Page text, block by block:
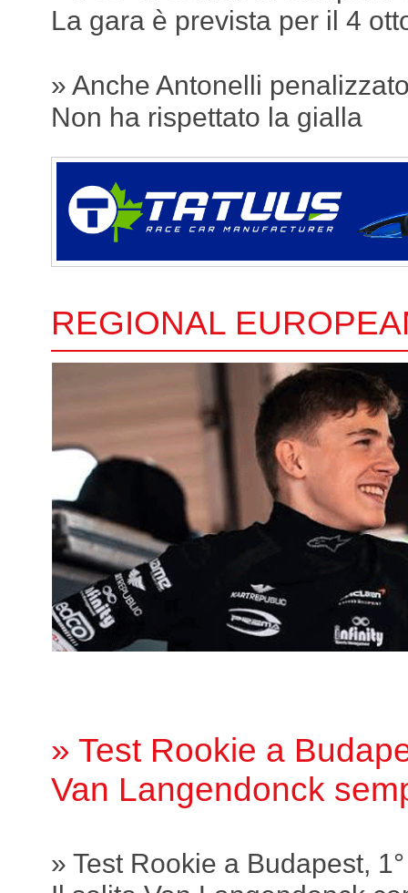
La gara è prevista per il 4
» Anche Antonelli
Non ha rispettato la gialla
REGIONAL
» Test Rookie a
Van Langendonck
» Test Rookie a Budapest,